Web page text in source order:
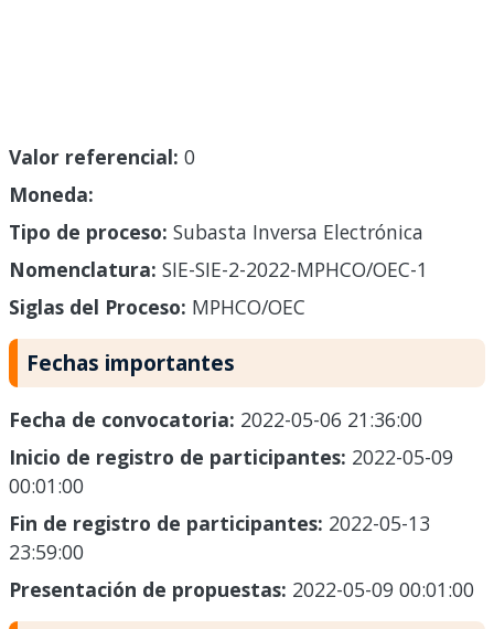
Valor referencial: 0
Moneda:
Tipo de proceso: Subasta Inversa Electrónica
Nomenclatura: SIE-SIE-2-2022-MPHCO/OEC-1
Siglas del Proceso: MPHCO/OEC
Fechas importantes
Fecha de convocatoria: 2022-05-06 21:36:00
Inicio de registro de participantes: 2022-05-09
00:01:00
Fin de registro de participantes: 2022-05-13
23:59:00
Presentación de propuestas: 2022-05-09 00:01:00